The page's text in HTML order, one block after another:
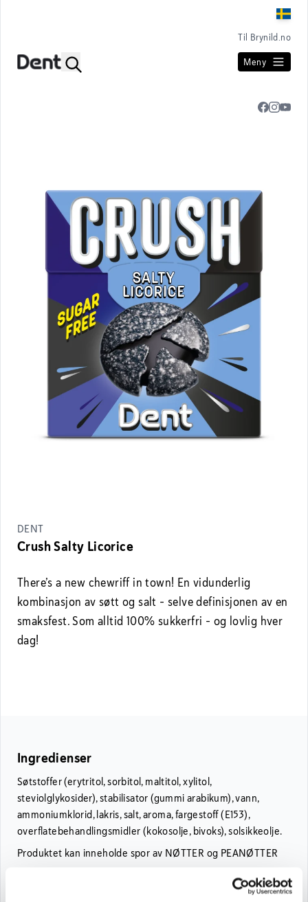
Til Brynild.no
Meny
DENT
Crush Salty Licorice
There’s a new chewriff in town! En vidunderlig
kombinasjon av søtt og salt - selve definisjonen av en
smaksfest. Som alltid 100% sukkerfri - og lovlig hver
dag!
Ingredienser
Søtstoffer (erytritol, sorbitol, maltitol, xylitol,
steviolglykosider), stabilisator (gummi arabikum), vann,
ammoniumklorid, lakris, salt, aroma, fargestoff (E153),
overflatebehandlingsmidler (kokosolje, bivoks), solsikkeolje.
Produktet kan inneholde spor av NØTTER og PEANØTTER